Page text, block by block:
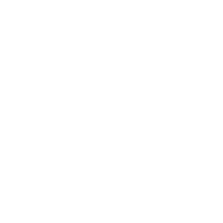
novedades del mercado de La Liga